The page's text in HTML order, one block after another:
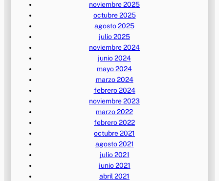
noviembre 2025
octubre 2025
agosto 2025
julio 2025
noviembre 2024
junio 2024
mayo 2024
marzo 2024
febrero 2024
noviembre 2023
marzo 2022
febrero 2022
octubre 2021
agosto 2021
julio 2021
junio 2021
abril 2021